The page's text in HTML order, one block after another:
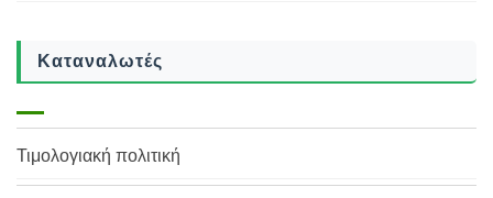
Καταναλωτές
Τιμολογιακή πολιτική